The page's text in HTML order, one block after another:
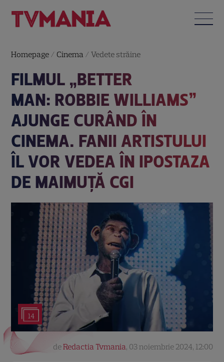
Homepage / Cinema /Vedete străine
FILMUL „BETTER
MAN: ROBBIE WILLIAMS”
AJUNGE CURÂND ÎN
CINEMA. FANII ARTISTULUI
ÎL VOR VEDEA ÎN IPOSTAZA
DE MAIMUȚĂ CGI
14
deRedactia Tvmania, 03 noiembrie 2024, 12:00